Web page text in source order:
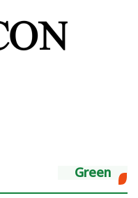
Green